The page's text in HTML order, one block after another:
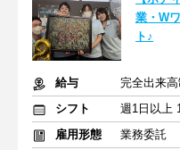
業・W
ト♪
給与
完全出来
シフト
雇用形態
業務委託